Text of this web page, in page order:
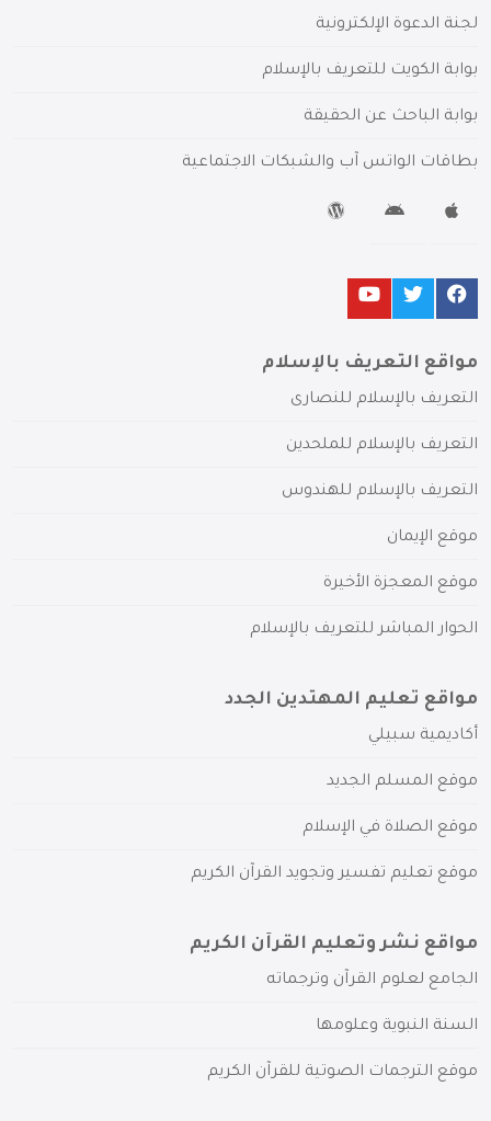
لجنة الدعوة الإلكترونية
بوابة الكويت للتعريف بالإسلام
بوابة الباحث عن الحقيقة
بطاقات الواتس آب والشبكات الاجتماعية
مواقع التعريف بالإسلام
التعريف بالإسلام للنصارى
التعريف بالإسلام للملحدين
التعريف بالإسلام للهندوس
موقع الإيمان
موقع المعجزة الأخيرة
الحوار المباشر للتعريف بالإسلام
مواقع تعليم المهتدين الجدد
أكاديمية سبيلي
موقع المسلم الجديد
موقع الصلاة في الإسلام
موقع تعليم تفسير وتجويد القرآن الكريم
مواقع نشر وتعليم القرآن الكريم
الجامع لعلوم القرآن وترجماته
السنة النبوية وعلومها
موقع الترجمات الصوتية للقرآن الكريم